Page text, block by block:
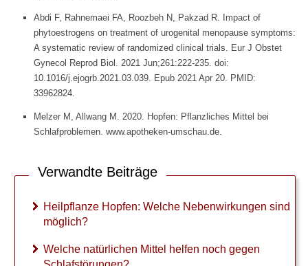
Abdi F, Rahnemaei FA, Roozbeh N, Pakzad R. Impact of
phytoestrogens on treatment of urogenital menopause symptoms:
A systematic review of randomized clinical trials. Eur J Obstet
Gynecol Reprod Biol. 2021 Jun;261:222-235. doi:
10.1016/j.ejogrb.2021.03.039. Epub 2021 Apr 20. PMID:
33962824.
Melzer M, Allwang M. 2020. Hopfen: Pflanzliches Mittel bei
Schlafproblemen. www.apotheken-umschau.de.
Verwandte Beiträge
Heilpflanze Hopfen: Welche Nebenwirkungen sind
möglich?
Welche natürlichen Mittel helfen noch gegen
H
e
i
l
p
l
a
e
o
e
n